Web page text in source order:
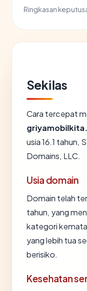
Ringkasan
Sekilas
Cara tercepat
usia 16.1 tahun,
Domains, LLC.
Usia domain
Domain telah
tahun, yang
kategori
yang lebih tua
berisiko.
Kesehatan